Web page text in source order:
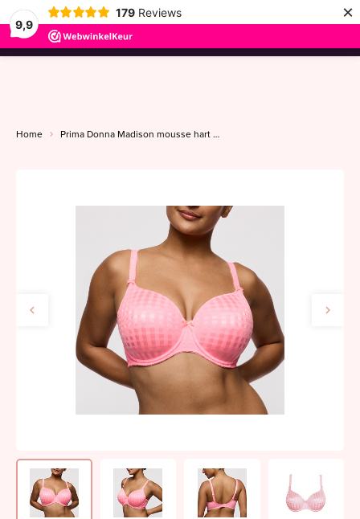
9,9
179 Reviews ×
menu
Home Prima Donna Madison mousse hart C-G pink parfait